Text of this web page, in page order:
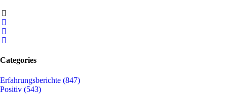
Categories
Erfahrungsberichte (847)
Positiv (543)